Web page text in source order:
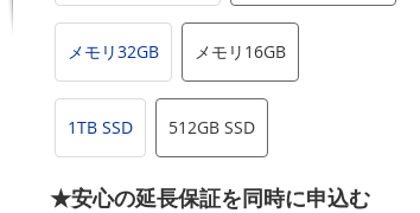
メモリ32GB メモリ16GB
1TB SSD 512GB SSD
★安心の延長保証を同時に申込む